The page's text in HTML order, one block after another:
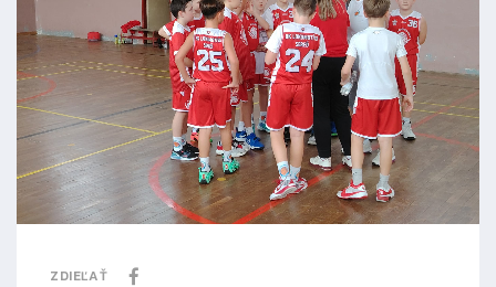
ZDIEĽAŤ